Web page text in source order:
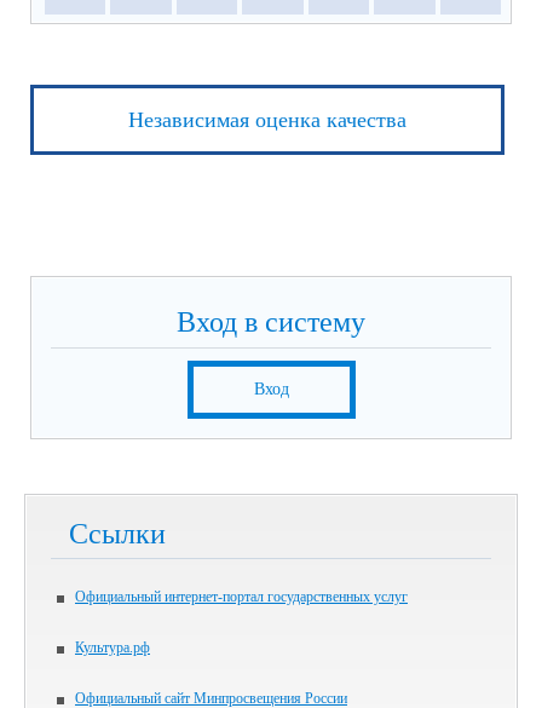
Независимая оценка качества
Вход в систему
Вход
Ссылки
Официальный интернет-портал государственных услуг
Культура.рф
Официальный сайт Минпросвещения России